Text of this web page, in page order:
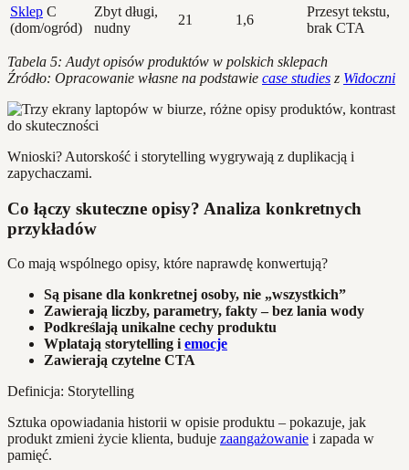
Sklep C
(dom/ogród)
Zbyt długi,
nudny
21 1,6
Przesyt tekstu,
brak CTA
Tabela 5: Audyt opisów produktów w polskich sklepach
Źródło: Opracowanie własne na podstawie case studies z Widoczni
Wnioski? Autorskość i storytelling wygrywają z duplikacją i
zapychaczami.
Co łączy skuteczne opisy? Analiza konkretnych
przykładów
Co mają wspólnego opisy, które naprawdę konwertują?
Są pisane dla konkretnej osoby, nie „wszystkich”
Zawierają liczby, parametry, fakty – bez lania wody
Podkreślają unikalne cechy produktu
Wplatają storytelling iemocje
Zawierają czytelne CTA
Definicja: Storytelling
Sztuka opowiadania historii w opisie produktu – pokazuje, jak
produkt zmieni życie klienta, buduje zaangażowanie i zapada w
pamięć.